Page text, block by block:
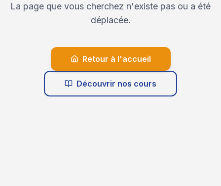
La page que vous cherchez n'existe pas ou a été
déplacée.
Retour à l'accueil
Découvrir nos cours